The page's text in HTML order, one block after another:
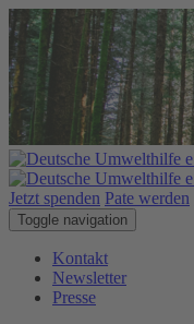
Jetzt spenden Pate werden
Toggle navigation
Kontakt
Newsletter
Presse